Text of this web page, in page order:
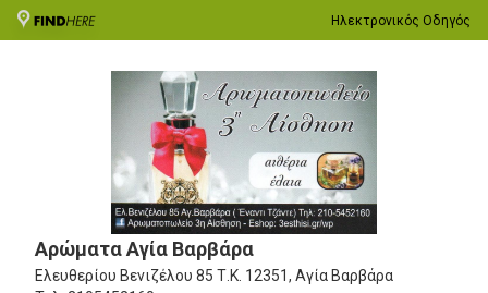
Ηλεκτρονικός Οδηγός
Αρώματα Αγία Βαρβάρα
Ελευθερίου Βενιζέλου 85 Τ.Κ. 12351, Αγία Βαρβάρα